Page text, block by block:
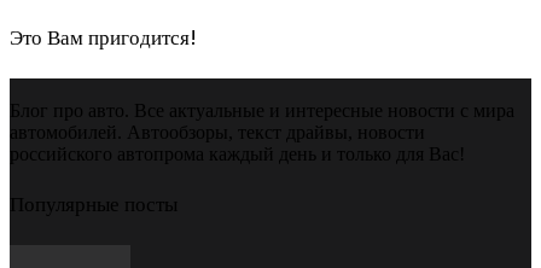
Это Вам пригодится!
Блог про авто. Все актуальные и интересные новости с мира
автомобилей. Автообзоры, текст драйвы, новости
российского автопрома каждый день и только для Вас!
Популярные посты